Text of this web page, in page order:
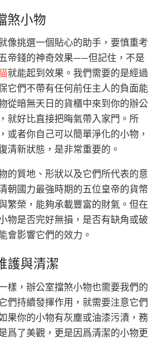
煞小物
像挑選一個貼心的助手，要慎重考
帝錢的神奇效果——但記住，不是
就能起到效果。我們需要的是經過
它們不帶有任何前任主人的負面能
從暗無天日的貨櫃中來到你的辦公
就好比直接把晦氣帶入家門。所
或者你自己可以簡單淨化的小物，
清新狀態，是非常重要的。
的質地、形狀以及它們所代表的意
朝國力最強時期的五位皇帝的貨幣
繁榮，能夠承載豐富的財氣。但在
物是否完好無損，是否有缺角或破
會影響它們的效力。
護與清潔
樣，辦公室擋煞小物也需要我們的
們持續發揮作用，就需要注意它們
果你的小物有灰塵或油漆污漬，務
爲了美觀，更是因爲清潔的小物更